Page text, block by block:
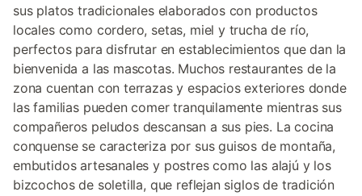
sus platos tradicionales elaborados con productos
locales como cordero, setas, miel y trucha de río,
perfectos para disfrutar en establecimientos que dan la
bienvenida a las mascotas. Muchos restaurantes de la
zona cuentan con terrazas y espacios exteriores donde
las familias pueden comer tranquilamente mientras sus
compañeros peludos descansan a sus pies. La cocina
conquense se caracteriza por sus guisos de montaña,
embutidos artesanales y postres como las alajú y los
bizcochos de soletilla, que reflejan siglos de tradición